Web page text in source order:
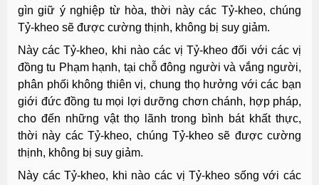
gìn giữ ý nghiệp từ hòa, thời này các Tỷ-kheo, chúng
Tỷ-kheo sẽ được cường thịnh, không bị suy giảm.
Này các Tỷ-kheo, khi nào các vị Tỷ-kheo đối với các vị
đồng tu Phạm hạnh, tại chỗ đông người và vắng người,
phân phối không thiên vị, chung thọ hưởng với các bạn
giới đức đồng tu mọi lợi dưỡng chơn chánh, hợp pháp,
cho đến những vật thọ lãnh trong bình bát khất thực,
thời này các Tỷ-kheo, chúng Tỷ-kheo sẽ được cường
thịnh, không bị suy giảm.
Này các Tỷ-kheo, khi nào các vị Tỷ-kheo sống với các